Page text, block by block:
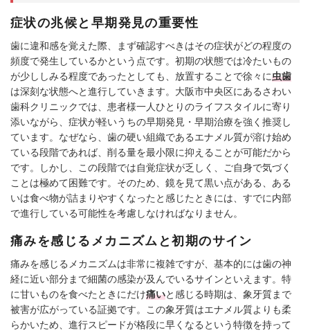
症状の兆候と早期発見の重要性
歯に違和感を覚えた際、まず確認すべきはその症状がどの程度の
頻度で発生しているかという点です。初期の状態では冷たいもの
が少ししみる程度であったとしても、放置することで徐々に虫歯
は深刻な状態へと進行していきます。大阪市中央区にあるさわい
歯科クリニックでは、患者様一人ひとりのライフスタイルに寄り
添いながら、症状が軽いうちの早期発見・早期治療を強く推奨し
ています。なぜなら、歯の硬い組織であるエナメル質が溶け始め
ている段階であれば、削る量を最小限に抑えることが可能だから
です。しかし、この段階では自覚症状が乏しく、ご自身で気づく
ことは極めて困難です。そのため、鏡を見て黒い点がある、ある
いは食べ物が詰まりやすくなったと感じたときには、すでに内部
で進行している可能性を考慮しなければなりません。
痛みを感じるメカニズムと初期のサイン
痛みを感じるメカニズムは非常に複雑ですが、基本的には歯の神
経に近い部分まで細菌の感染が及んでいるサインといえます。特
に甘いものを食べたときにだけ痛いと感じる時期は、象牙質まで
被害が広がっている証拠です。この象牙質はエナメル質よりも柔
らかいため、進行スピードが格段に早くなるという特徴を持って